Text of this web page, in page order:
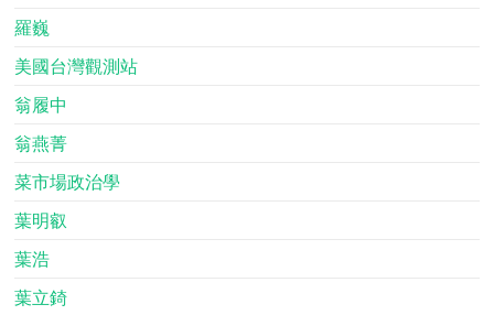
羅巍
美國台灣觀測站
翁履中
翁燕菁
菜市場政治學
葉明叡
葉浩
葉立錡